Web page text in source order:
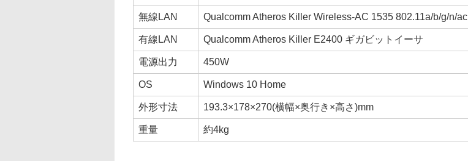
無線LAN Qualcomm Atheros Killer Wireless-AC 1535 802.11a/b/g/n/ac
有線LAN Qualcomm Atheros Killer E2400 ギガビットイーサ
電源出力 450W
OS Windows 10 Home
外形寸法 193.3×178×270(横幅×奥行き×高さ)mm
重量 約4kg